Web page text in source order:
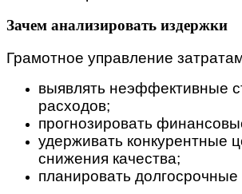
Зачем анализировать издержки
Грамотное управление
выявлять неэффективные
расходов;
прогнозировать
удерживать конкурентные
снижения качества;
планировать